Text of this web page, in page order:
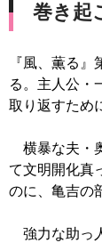
巻き起
『風、薫る
る。主人公・
取り返すため
横暴な夫・
て文明開化真
のに、亀吉の
強力な助っ